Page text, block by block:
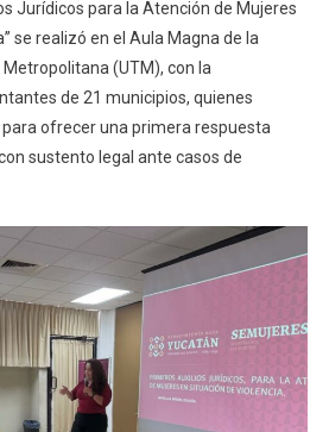
En
Situación
De
Violencia
Jurídicos para la Atención de Mujeres
se realizó en el Aula Magna de la
(UTM), con la
de 21 municipios, quienes
ofrecer una primera respuesta
sustento legal ante casos de